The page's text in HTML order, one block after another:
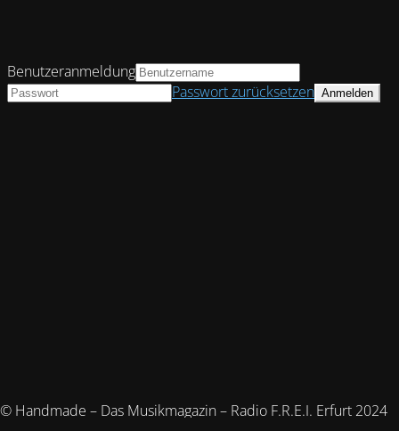
© Handmade – Das Musikmagazin – Radio F.R.E.I. Erfurt 2024
Benutzeranmeldung
Passwort zurücksetzen